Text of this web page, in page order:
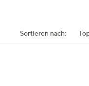
Sortieren nach: